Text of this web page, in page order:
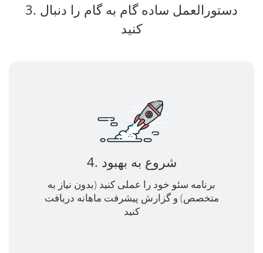
3. دستورالعمل ساده گام به گام را دنبال
کنید
4. شروع به بهبود
برنامه سئو خود را عملی کنید (بدون نیاز به
متخصص) و گزارش پیشرفت ماهانه دریافت
کنید